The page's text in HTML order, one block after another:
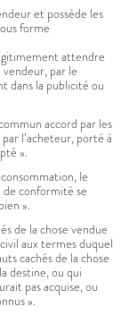
et possède les
forme
attendre
par le
dans la publicité ou
accord par les
l’acheteur, porté à
».
le
conformité se
».
de la chose vendue
aux termes duquel
cachés de la chose
destine, ou qui
pas acquise, ou
».